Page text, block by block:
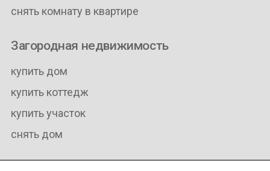
снять комнату в квартире
Загородная недвижимость
купить дом
купить коттедж
купить участок
снять дом